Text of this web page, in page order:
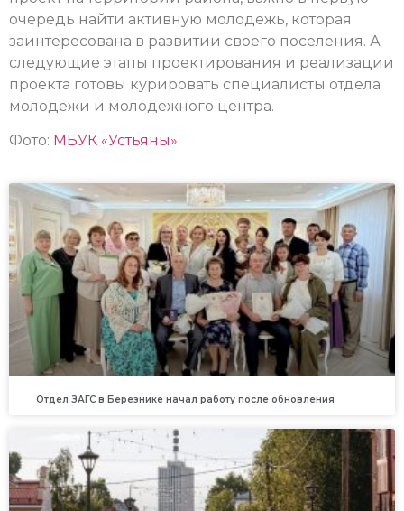
очередь найти активную молодежь, которая
заинтересована в развитии своего поселения. А
следующие этапы проектирования и реализации
проекта готовы курировать специалисты отдела
молодежи и молодежного центра.
Фото: МБУК «Устьяны»
Отдел ЗАГС в Березнике начал работу после обновления